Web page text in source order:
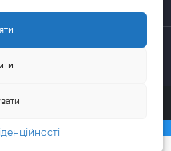
компанія Portal Express